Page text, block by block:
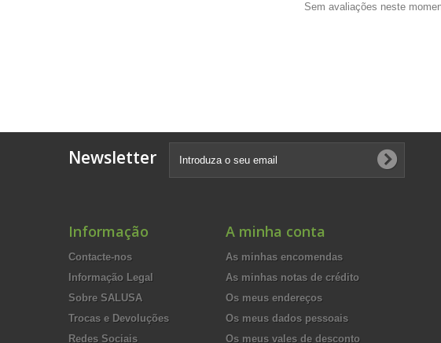
Sem avaliações neste
Newsletter
Informação
Contacte-nos
Informação Legal
Sobre SALUSA
Trocas e Devoluções
Redes Sociais
A minha conta
As minhas encomendas
As minhas notas de crédito
Os meus endereços
Os meus dados pessoais
Os meus vales de desconto